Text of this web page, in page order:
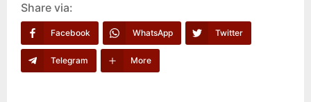
Share via:
Facebook WhatsApp Twitter
Telegram More